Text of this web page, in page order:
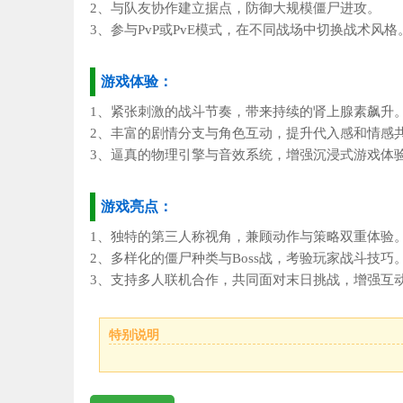
2、与队友协作建立据点，防御大规模僵尸进攻。
3、参与PvP或PvE模式，在不同战场中切换战术风格。
游戏体验：
1、紧张刺激的战斗节奏，带来持续的肾上腺素飙升。
2、丰富的剧情分支与角色互动，提升代入感和情感
3、逼真的物理引擎与音效系统，增强沉浸式游戏体验
游戏亮点：
1、独特的第三人称视角，兼顾动作与策略双重体验。
2、多样化的僵尸种类与Boss战，考验玩家战斗技巧。
3、支持多人联机合作，共同面对末日挑战，增强互
特别说明